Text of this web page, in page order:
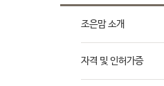
조은맘 소개
자격 및 인허가증